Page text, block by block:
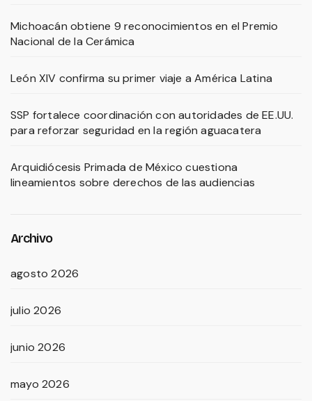
Michoacán obtiene 9 reconocimientos en el Premio
Nacional de la Cerámica
León XIV confirma su primer viaje a América Latina
SSP fortalece coordinación con autoridades de EE.UU.
para reforzar seguridad en la región aguacatera
Arquidiócesis Primada de México cuestiona
lineamientos sobre derechos de las audiencias
Archivo
agosto 2026
julio 2026
junio 2026
mayo 2026